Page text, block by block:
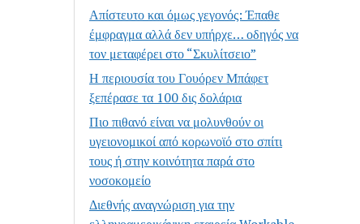
Απίστευτο και όμως γεγονός: Έπαθε
έμφραγμα αλλά δεν υπήρχε… οδηγός να
τον μεταφέρει στο “Σκυλίτσειο”
Η περιουσία του Γουόρεν Μπάφετ
ξεπέρασε τα 100 δις δολάρια
Πιο πιθανό είναι να μολυνθούν οι
υγειονομικοί από κορωνοϊό στο σπίτι
τους ή στην κοινότητα παρά στο
νοσοκομείο
Διεθνής αναγνώριση για την